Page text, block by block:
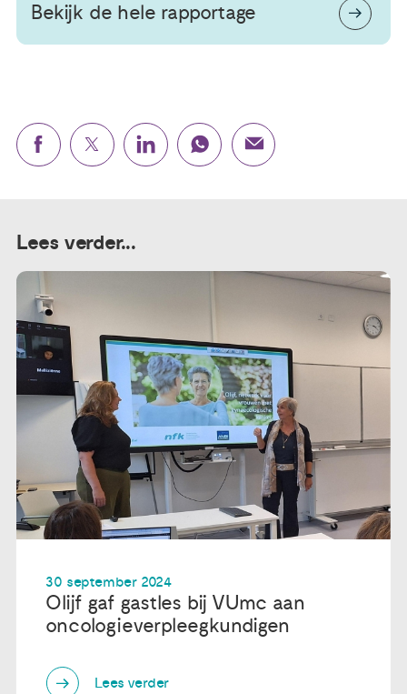
Bekijk de hele rapportage
Lees verder...
30 september 2024
Olijf gaf gastles bij VUmc aan
oncologieverpleegkundigen
Lees verder